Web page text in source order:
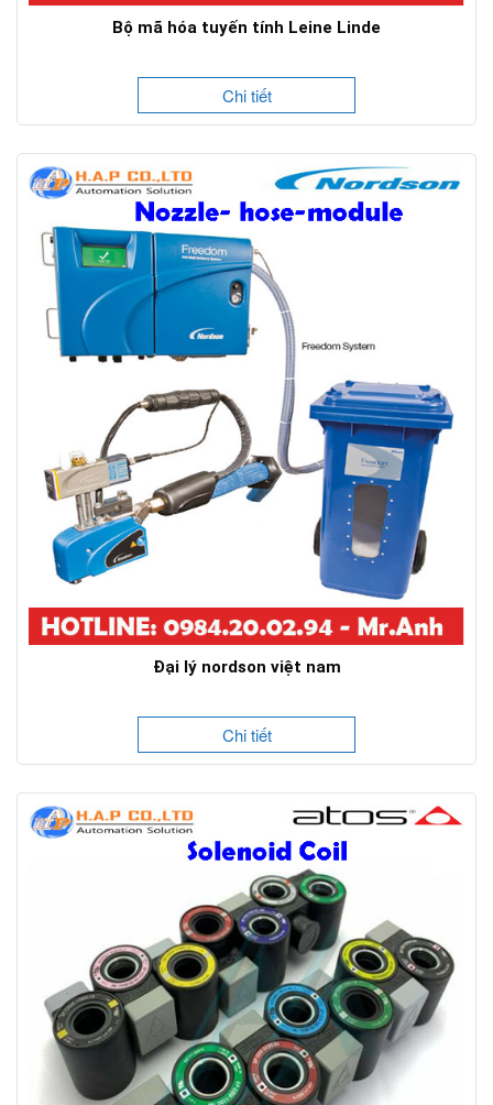
Bộ mã hóa tuyến tính Leine Linde
Chi tiết
Đại lý nordson việt nam
Chi tiết